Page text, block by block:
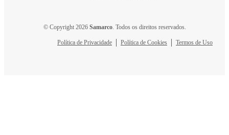
© Copyright 2026 Samarco. Todos os direitos reservados.
Política de Privacidade Política de Cookies Termos de Uso